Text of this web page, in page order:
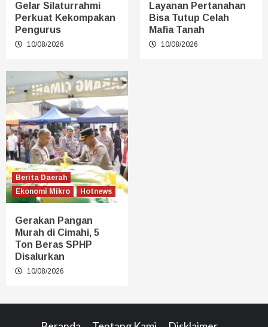
Gelar Silaturrahmi
Perkuat Kekompakan
Pengurus
10/08/2026
Layanan Pertanahan
Bisa Tutup Celah
Mafia Tanah
10/08/2026
Berita Daerah
Ekonomi Mikro
Hotnews
Gerakan Pangan
Murah di Cimahi, 5
Ton Beras SPHP
Disalurkan
10/08/2026